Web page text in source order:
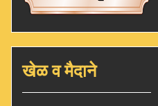
खेळ व मैदाने